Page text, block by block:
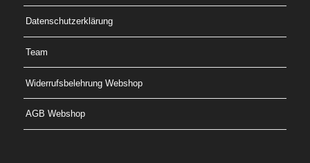
Datenschutzerklärung
Team
Widerrufsbelehrung Webshop
AGB Webshop